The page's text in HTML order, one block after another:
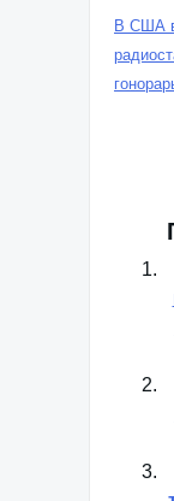
В США